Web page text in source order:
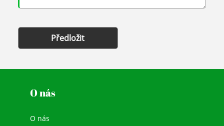
Předložit
O nás
O nás